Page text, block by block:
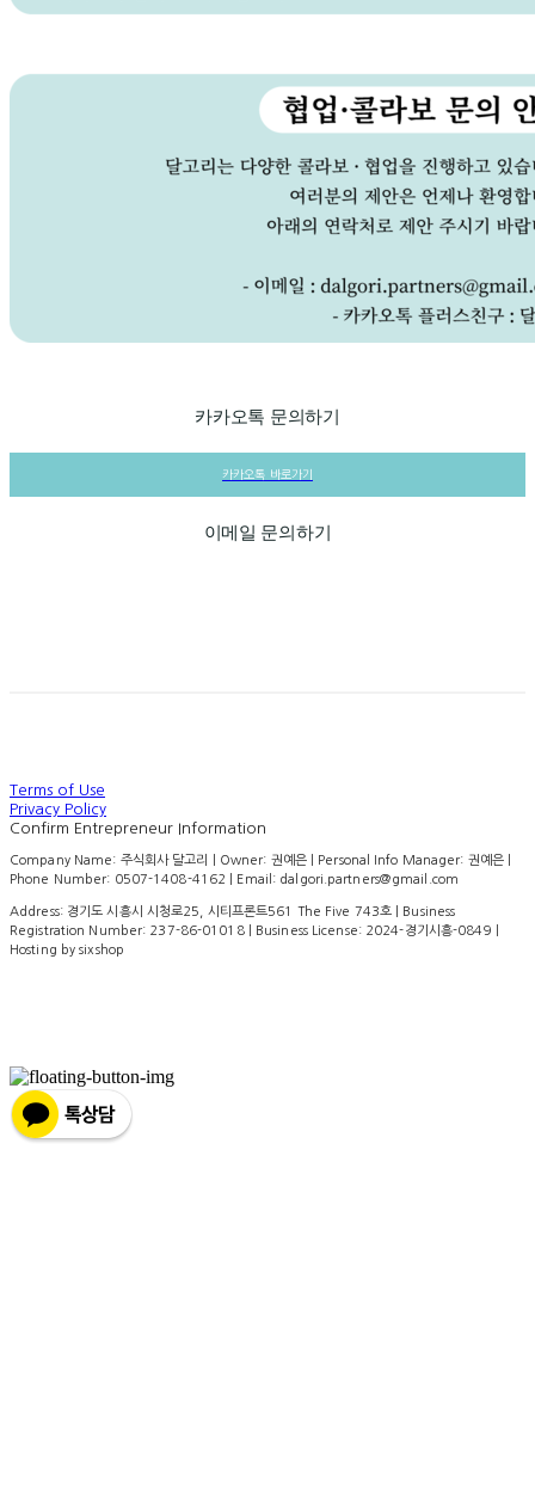
카카오톡 문의하기
카카오톡 바로가기
이메일 문의하기
Terms of Use
Privacy Policy
Confirm Entrepreneur Information
Company Name: 주식회사 달고리 | Owner: 권예은 | Personal Info Manager: 권예은 |
Phone Number: 0507-1408-4162 | Email: dalgori.partners@gmail.com
Address: 경기도 시흥시 시청로25, 시티프론트561 The Five 743호 | Business
Registration Number: 237-86-01018| Business License: 2024-경기시흥-0849
Hosting by sixshop